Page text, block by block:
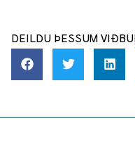
DEILDU ÞESSUM